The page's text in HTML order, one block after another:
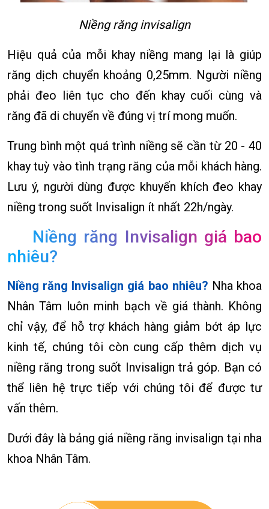
Niềng răng invisalign
Hiệu quả của mỗi khay niềng mang lại là giúp
răng dịch chuyển khoảng 0,25mm. Người niềng
phải đeo liên tục cho đến khay cuối cùng và
răng đã di chuyển về đúng vị trí mong muốn.
Trung bình một quá trình niềng sẽ cần từ 20 - 40
khay tuỳ vào tình trạng răng của mỗi khách hàng.
Lưu ý, người dùng được khuyến khích đeo khay
niềng trong suốt Invisalign ít nhất 22h/ngày.
Niềng răng Invisalign giá bao
nhiêu?
Niềng răng Invisalign giá bao nhiêu? Nha khoa
Nhân Tâm luôn minh bạch về giá thành. Không
chỉ vậy, để hỗ trợ khách hàng giảm bớt áp lực
kinh tế, chúng tôi còn cung cấp thêm dịch vụ
niềng răng trong suốt Invisalign trả góp. Bạn có
thể liên hệ trực tiếp với chúng tôi để được tư
vấn thêm.
Dưới đây là bảng giá niềng răng invisalign tại nha
khoa Nhân Tâm.